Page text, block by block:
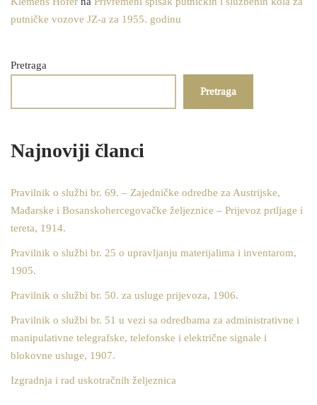
putničke vozove JZ-a za 1955. godinu
Pretraga
Pretraga
Najnoviji članci
Pravilnik o službi br. 69. – Zajedničke odredbe za Austrijske,
Mađarske i Bosanskohercegovačke željeznice – Prijevoz prtljage i
tereta, 1914.
Pravilnik o službi br. 25 o upravljanju materijalima i inventarom,
1905.
Pravilnik o službi br. 50. za usluge prijevoza, 1906.
Pravilnik o službi br. 51 u vezi sa odredbama za administrativne i
manipulativne telegrafske, telefonske i električne signale i
blokovne usluge, 1907.
Izgradnja i rad uskotračnih željeznica